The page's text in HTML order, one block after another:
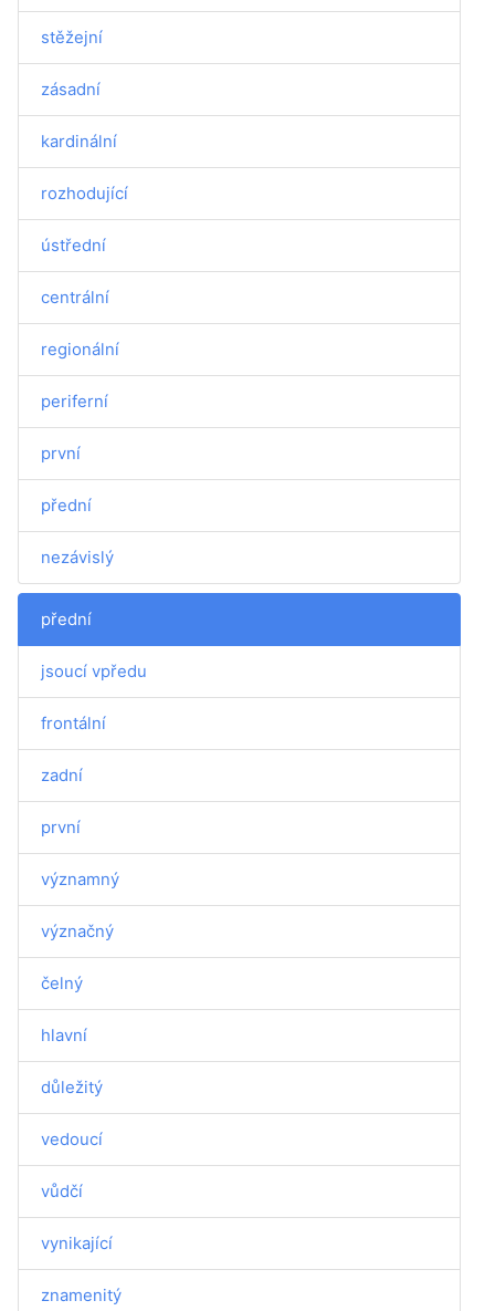
stěžejní
zásadní
kardinální
rozhodující
ústřední
centrální
regionální
periferní
první
přední
nezávislý
přední
jsoucí vpředu
frontální
zadní
první
významný
význačný
čelný
hlavní
důležitý
vedoucí
vůdčí
vynikající
znamenitý